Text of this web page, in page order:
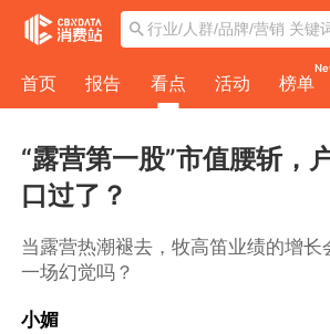
首页 报告 看点 活动 榜单
“露营第一股”市值腰斩，
口过了？
当露营热潮褪去，牧高笛业绩的增长
一场幻觉吗？
小媚